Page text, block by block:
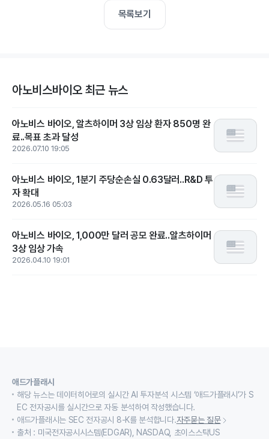
목록보기
아노비스바이오 최근 뉴스
아노비스 바이오, 알츠하이머 3상 임상 환자 850명 완
료..목표 초과 달성
2026.07.10 19:05
아노비스 바이오, 1분기 주당순손실 0.63달러..R&D 투
자 확대
2026.05.16 05:03
아노비스 바이오, 1,000만 달러 공모 완료..알츠하이머
3상 임상 가속
2026.04.10 19:01
애드가플래시
해당 뉴스는 데이터히어로의 실시간 AI 투자분석 시스템 ‘애드가플래시’가 S
EC 전자공시를 실시간으로 자동 분석하여 작성했습니다.
애드가플래시는 SEC 전자공시 8-K를 분석합니다.자주묻는 질문
출처 : 미국전자공시시스템(EDGAR), NASDAQ, 초이스스탁US